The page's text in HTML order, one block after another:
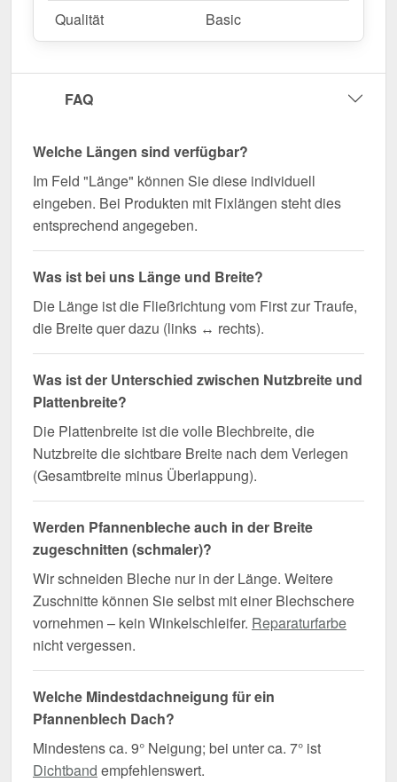
Qualität
Basic
FAQ
Welche Längen sind verfügbar?
Im Feld "Länge" können Sie diese individuell
eingeben. Bei Produkten mit Fixlängen steht dies
entsprechend angegeben.
Was ist bei uns Länge und Breite?
Die Länge ist die Fließrichtung vom First zur Traufe,
die Breite quer dazu (links ↔ rechts).
Was ist der Unterschied zwischen Nutzbreite und
Plattenbreite?
Die Plattenbreite ist die volle Blechbreite, die
Nutzbreite die sichtbare Breite nach dem Verlegen
(Gesamtbreite minus Überlappung).
Werden Pfannenbleche auch in der Breite
zugeschnitten (schmaler)?
Wir schneiden Bleche nur in der Länge. Weitere
Zuschnitte können Sie selbst mit einer Blechschere
vornehmen – kein Winkelschleifer. Reparaturfarbe
nicht vergessen.
Welche Mindestdachneigung für ein
Pfannenblech Dach?
Mindestens ca. 9° Neigung; bei unter ca. 7° ist
Dichtband empfehlenswert.